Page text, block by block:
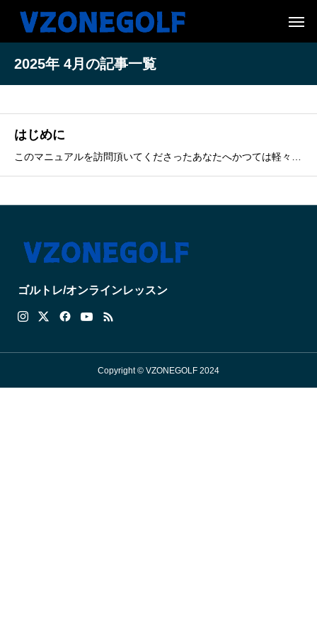
2025年 4月の記事一覧
はじめに
ゴルトレ/オンラインレッスン
Copyright © VZONEGOLF 2024